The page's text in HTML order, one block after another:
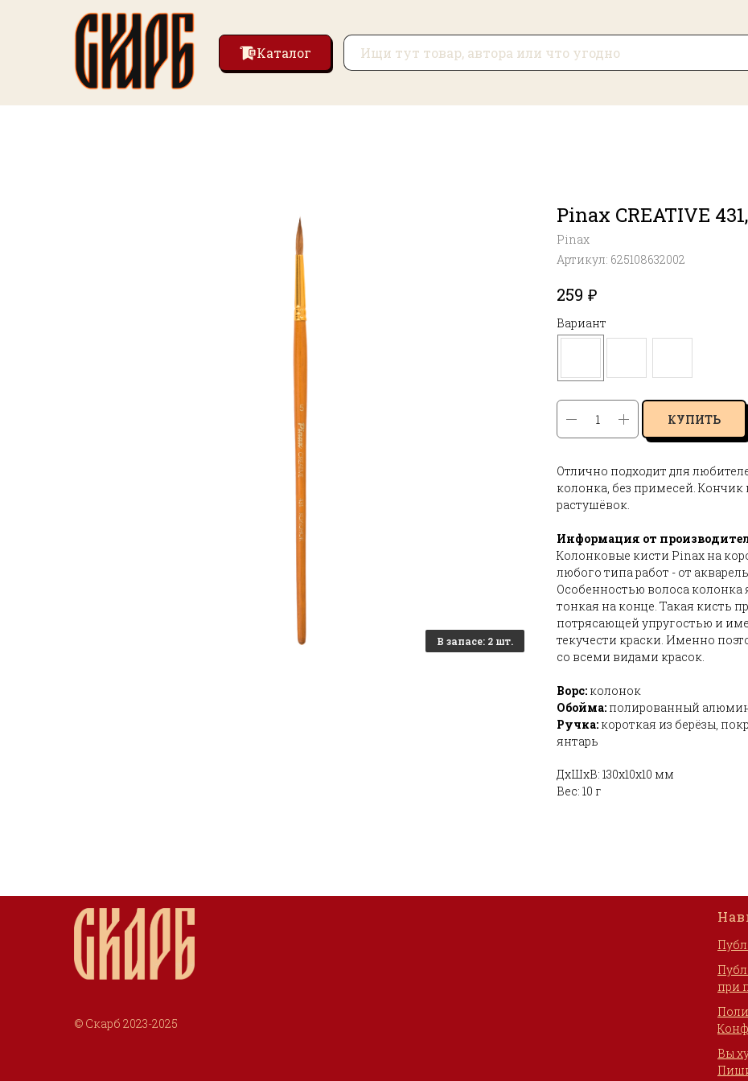
Каталог
Pinax CREATIVE
Pinax
Артикул: 625108632002
259 ₽
Вариант
КУПИТЬ
Отлично подходит для
колонка, без примесей.
растушёвок.
Информация от
Колонковые кисти Pinax на
любого типа работ - от
Особенностью волоса колонка
тонкая на конце. Такая кисть
потрясающей упругостью и
текучести краски. Именно
со всеми видами красок.
Ворс: колонок
Обойма: полированный
Ручка: короткая из берёзы,
янтарь
ДxШxВ: 130x10x10 мм
Вес: 10 г
© Скарб 2023-2025
при
Вы